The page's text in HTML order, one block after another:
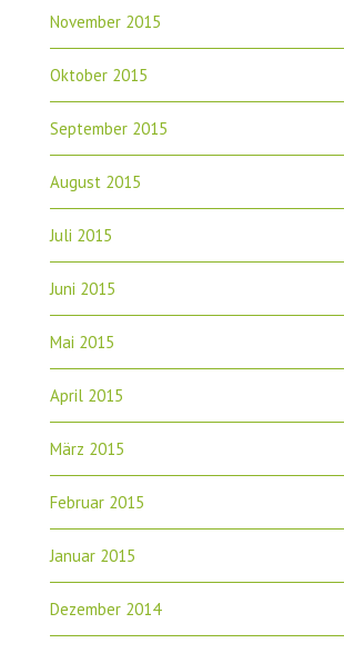
November 2015
Oktober 2015
September 2015
August 2015
Juli 2015
Juni 2015
Mai 2015
April 2015
März 2015
Februar 2015
Januar 2015
Dezember 2014